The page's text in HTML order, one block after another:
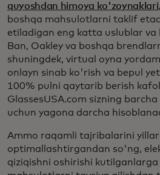
quyoshdan himoya ko'zoynaklari,
boshqa mahsulotlarni taklif
etiladigan eng katta uslublar va
Ban, Oakley va boshqa
shuningdek, virtual oyna
onlayn sinab ko'rish va bepul
100% pulni qaytarib berish
GlassesUSA.com sizning
uchun yagona darcha
Ammo raqamli tajribalarini
optimallashtirgandan so'ng,
qiziqishni oshirishi